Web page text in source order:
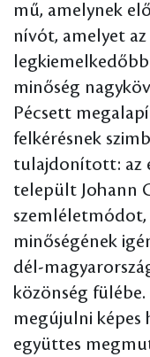
mű, amelynek
nívót, amelyet
minőség
Pécsett
felkérésnek
tulajdonított: az
települt Johann
minőségének
dél-
közönség
megújulni képes
együttes